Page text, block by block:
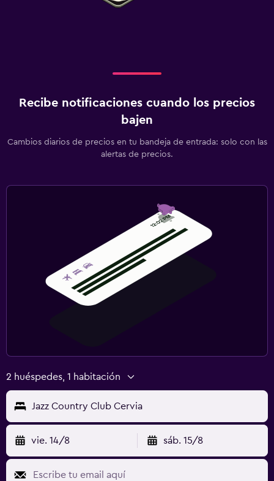
Recibe notificaciones cuando los precios
bajen
Cambios diarios de precios en tu bandeja de entrada: solo con las
alertas de precios.
2 huéspedes, 1 habitación
Jazz Country Club Cervia
vie. 14/8 sáb. 15/8